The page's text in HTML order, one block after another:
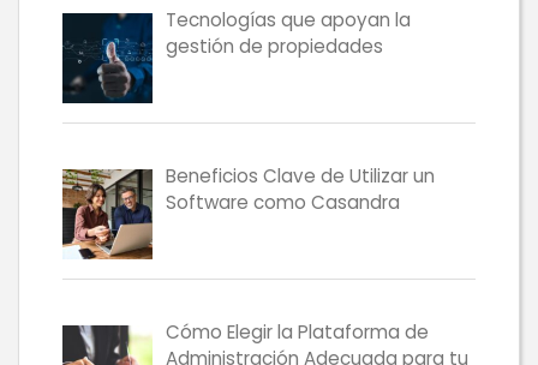
Tecnologías que apoyan la
gestión de propiedades
Beneficios Clave de Utilizar un
Software como Casandra
Cómo Elegir la Plataforma de
Administración Adecuada para tu